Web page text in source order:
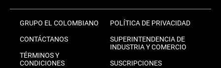
GRUPO EL COLOMBIANO
CONTÁCTANOS
TÉRMINOS Y
CONDICIONES
POLÍTICA DE PRIVACIDAD
SUPERINTENDENCIA DE
INDUSTRIA Y COMERCIO
SUSCRIPCIONES